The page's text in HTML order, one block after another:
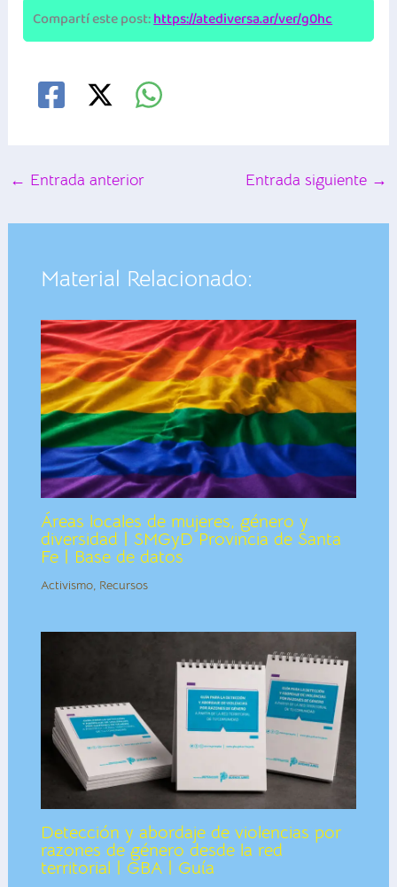
Compartí este post:https://atediversa.ar/ver/g0hc
← Entrada anterior Entrada siguiente →
Material Relacionado:
Áreas locales de mujeres, género y
diversidad | SMGyD Provincia de Santa
Fe | Base de datos
Activismo, Recursos
Detección y abordaje de violencias por
razones de género desde la red
territorial | GBA | Guía